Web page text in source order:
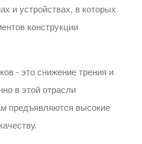
и устройствах, в которых
конструкции
- это снижение трения и
в этой отрасли
предъявляются высокие